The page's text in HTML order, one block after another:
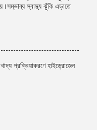
স্বাস্থ্য ঝুঁকি এড়াতে
প্রক্রিয়াকরণে হাইড্রোজেন